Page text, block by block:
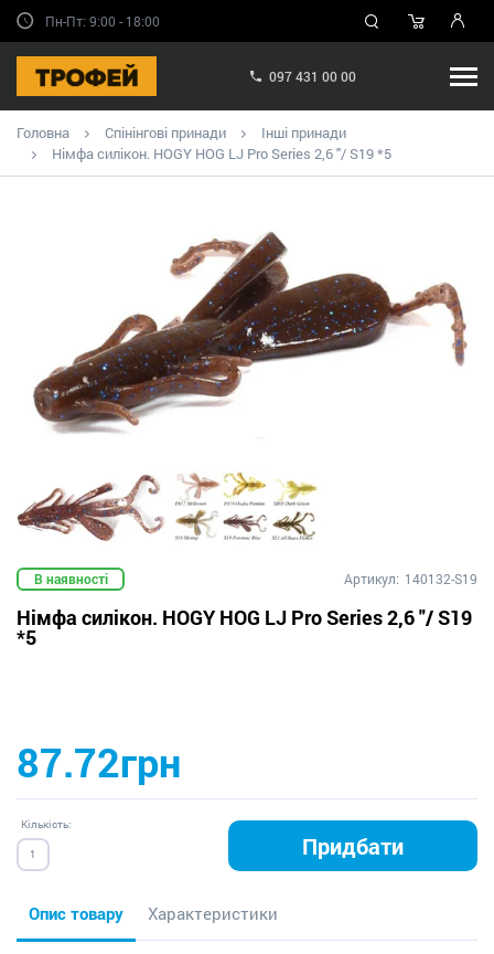
Пн-Пт: 9:00 - 18:00
097 431 00 00
Головна Спінінгові принади
Інші принади
Німфа силікон. HOGY HOG LJ Pro Series 2,6 "/ S19 *5
В наявності Артикул: 140132-S19
Німфа силікон. HOGY HOG LJ Pro Series 2,6 "/ S19
*5
87.72грн
Кількість:
Придбати
Опис товару Характеристики